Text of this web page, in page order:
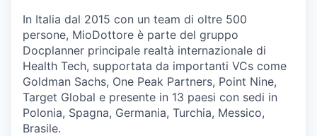
In Italia dal 2015 con un team di oltre 500
persone, MioDottore è parte del gruppo
Docplanner principale realtà internazionale di
Health Tech, supportata da importanti VCs come
Goldman Sachs, One Peak Partners, Point Nine,
Target Global e presente in 13 paesi con sedi in
Polonia, Spagna, Germania, Turchia, Messico,
Brasile.